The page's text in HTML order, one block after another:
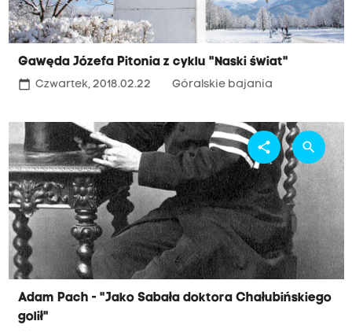
Gawęda Józefa Pitonia z cyklu "Naski świat"
calendar_today Czwartek, 2018.02.22 Góralskie bajania
Adam Pach - "Jako Sabała doktora Chałubińskiego
golił"
share search